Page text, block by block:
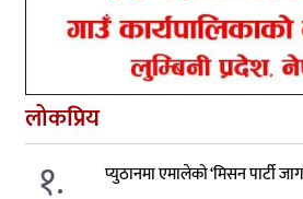
लोकप्रिय
१. प्युठानमा एमालेको ‘मिसन पार्टी